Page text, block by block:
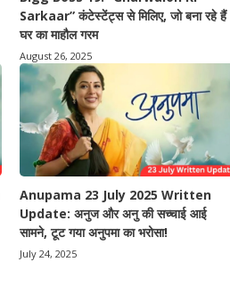
Sarkaar” कंटेस्टेंट्स से मिलिए, जो बना रहे हैं
घर का माहौल गरम
August 26, 2025
Anupama 23 July 2025 Written
Update: अनुज और अनु की सच्चाई आई
सामने, टूट गया अनुपमा का भरोसा!
July 24, 2025